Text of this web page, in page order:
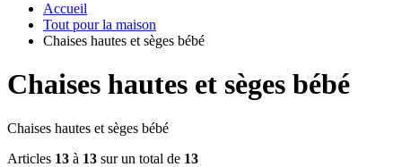
Accueil
Tout pour la maison
Chaises hautes et sèges bébé
Chaises hautes et sèges bébé
Chaises hautes et sèges bébé
Articles 13 à 13 sur un total de 13